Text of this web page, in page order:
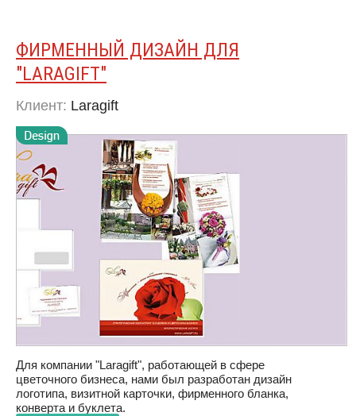
ФИРМЕННЫЙ ДИЗАЙН ДЛЯ
″LARAGIFT″
Клиент: Laragift
Для компании "Laragift", работающей в сфере
цветочного бизнеса, нами был разработан дизайн
логотипа, визитной карточки, фирменного бланка,
конверта и буклета.